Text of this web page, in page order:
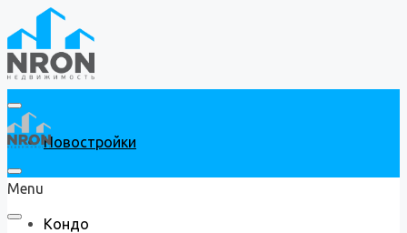
Новостройки
Кондо
Menu